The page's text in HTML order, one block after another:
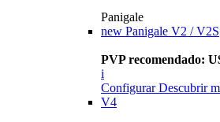
Panigale
new Panigale V2 / V2S
PVP recomendado:
i
Configurar Descubrir
V4